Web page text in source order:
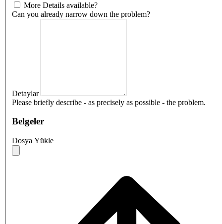
More Details available?
Can you already narrow down the problem?
Detaylar
Please briefly describe - as precisely as possible - the problem.
Belgeler
Dosya Yükle